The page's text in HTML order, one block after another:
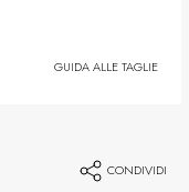
GUIDA ALLE TAGLIE
CONDIVIDI